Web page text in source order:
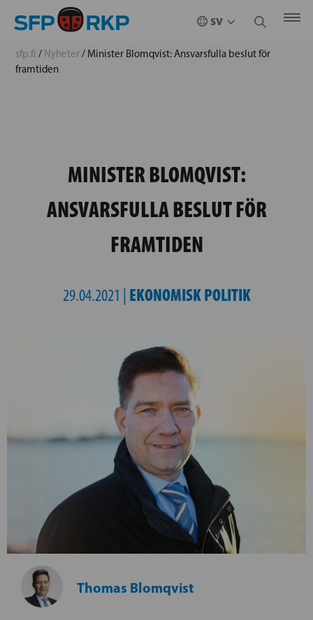
sfp.fi / Nyheter/ Minister Blomqvist: Ansvarsfulla beslut för
framtiden
MINISTER BLOMQVIST:
ANSVARSFULLA BESLUT FÖR
FRAMTIDEN
29.04.2021 | EKONOMISK POLITIK
Thomas Blomqvist